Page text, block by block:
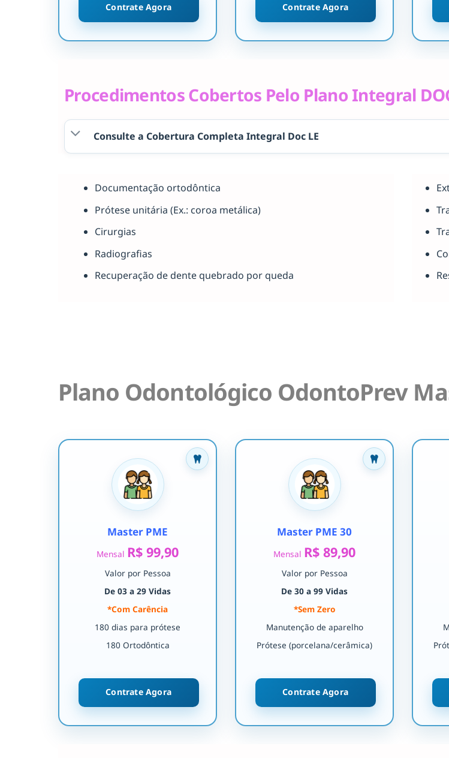
Contrate Agora Contrate Agora
Procedimentos Cobertos Pelo Plano Integral
Consulte a Cobertura Completa Integral Doc LE
Documentação ortodôntica
Prótese unitária (Ex.: coroa metálica)
Cirurgias
Radiografias
Recuperação de dente quebrado por queda
Plano Odontológico OdontoPrev
Master PME
Mensal R$ 99,90
Valor por Pessoa
De 03 a 29 Vidas
*Com Carência
180 dias para prótese
180 Ortodôntica
Contrate Agora
Master PME 30
Mensal R$ 89,90
Valor por Pessoa
De 30 a 99 Vidas
*Sem Zero
Manutenção de aparelho
Prótese (porcelana/cerâmica)
Contrate Agora